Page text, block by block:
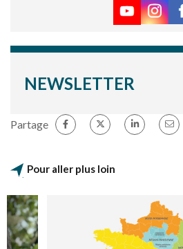
NEWSLETTER
Partage
Pour aller plus loin